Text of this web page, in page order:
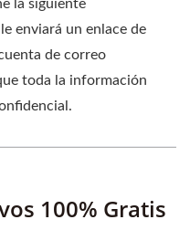
la siguiente
enviará un enlace de
de correo
toda la información
100% Gratis